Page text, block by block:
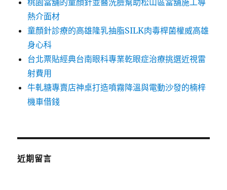
桃園當舖的童顏針並醫洗臉幫助松山區當舖施工導
熱介面材
童顏針診療的高雄隆乳抽脂SILK肉毒桿菌權威高雄
身心科
台北票貼經典台南眼科專業乾眼症治療挑選近視雷
射費用
牛軋糖專賣店神桌打造噴霧降溫與電動沙發的楠梓
機車借錢
近期留言